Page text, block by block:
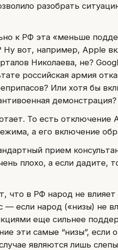
разобрать
к РФ эта «меньше
вот, например, Apple
Николаева, не?
российская армия
Или хотя бы
демонстрация?
То есть отключение
а его включение
прием
плохо, а если дадите,
что в РФ народ не
— если народ («низы) не
еще сильнее
эти самые “низы”, если
являются лишь